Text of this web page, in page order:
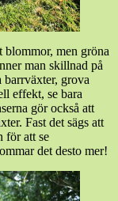
blommor, men gröna
man skillnad på
barrväxter, grova
effekt, se bara
gör också att
Fast det sägs att
för att se
det desto mer!